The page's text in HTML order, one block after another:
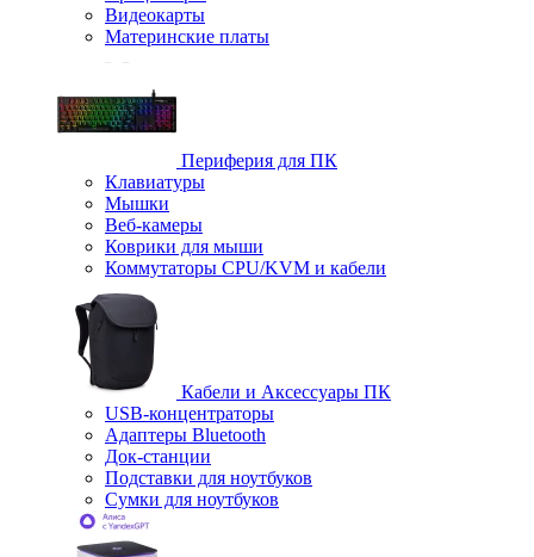
Видеокарты
Материнские платы
Периферия для ПК
Клавиатуры
Мышки
Веб-камеры
Коврики для мыши
Коммутаторы CPU/KVM и кабели
Кабели и Аксессуары ПК
USB-концентраторы
Адаптеры Bluetooth
Док-станции
Подставки для ноутбуков
Сумки для ноутбуков